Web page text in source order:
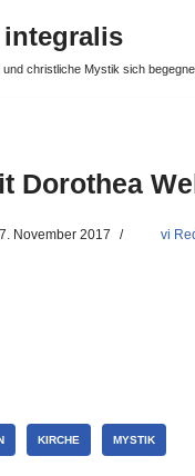
und christliche Mystik sich
Dorothea
November 2017
vi
KIRCHE MYSTIK